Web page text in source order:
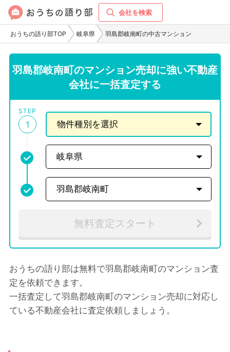
会社を検索
おうちの語り部TOP 岐阜県 羽島郡岐南町の中古マンション
羽島郡岐南町のマンション売却に強い不動産
会社に一括査定する
STEP
1
無料査定スタート
おうちの語り部は無料で羽島郡岐南町のマンション査
定を依頼できます。
一括査定して羽島郡岐南町のマンション売却に対応し
ている不動産会社に査定依頼しましょう。